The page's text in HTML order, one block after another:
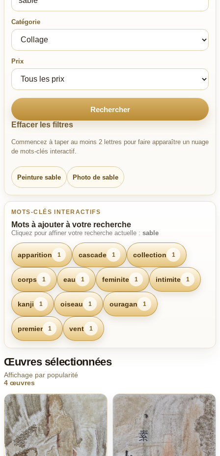
Catégorie
Prix
Rechercher
Effacer les filtres
Commencez à taper au moins 2 lettres pour faire apparaître un nuage
de mots-clés interactif.
Peinture sable Photo de sable
MOTS-CLÉS INTERACTIFS
Mots à ajouter à votre recherche
Cliquez pour affiner votre recherche actuelle : sable
apparition 1 cascade 1 collection 1
corps 1 eau 1 feminite 1 intimite 1
kanji 1 oiseau 1 ouragan 1
premier 1 vent 1
Œuvres sélectionnées
Affichage par popularité
4 œuvres